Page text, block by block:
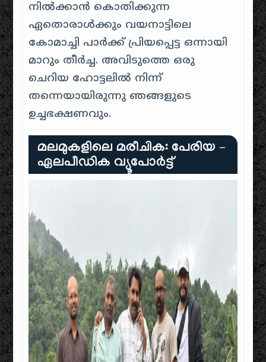
നിൽക്കാൻ കൊതിക്കുന്ന
ഏതൊരാൾക്കും വയനാട്ടിലെ
കോമാച്ചി പാർക്ക് പ്രിയപ്പെട്ട ഒന്നായി
മാറും തീർച്ച. അവിടുത്തെ ഒരു
ചെറിയ ഹോട്ടലിൽ നിന്ന്
തന്നെയായിരുന്നു ഞങ്ങളുടെ
ഉച്ചഭക്ഷണവും.
മലമുകളിലെ മരീചിക: പേരിയ –
ഏലപീഡിക വ്യൂപോർട്ട്